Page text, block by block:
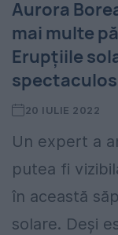
Aurora
mai multe
Erupțiile
spectaculos
20 IULIE 2022
Un expert a
putea fi
în această
solare. Deși